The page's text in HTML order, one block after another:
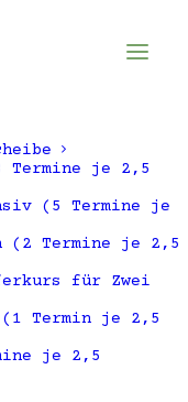
Termine je 2,5
(5 Termine je
(2 Termine je 2,5
für Zwei
Termin je 2,5
je 2,5